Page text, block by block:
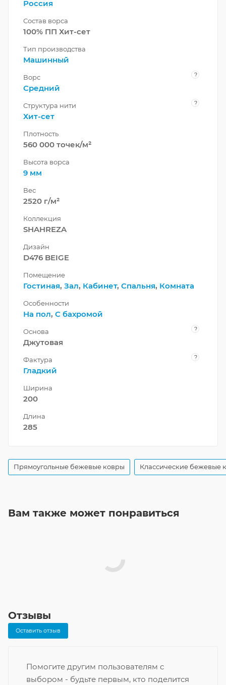
Россия
Состав ворса
100% ПП Хит-сет
Тип производства
Машинный
Ворс ?
Средний
Структура нити ?
Хит-сет
Плотность
560 000 точек/м²
Высота ворса
9 мм
Вес
2520 г/м²
Коллекция
SHAHREZA
Дизайн
D476 BEIGE
Помещение
Гостиная, Зал, Кабинет, Спальня, Комната
Особенности
На пол, С бахромой
Основа ?
Джутовая
Фактура ?
Гладкий
Ширина
200
Длина
285
Прямоугольные бежевые ковры Классические бежевые
Вам также может понравиться
Отзывы
Оставить отзыв
Помогите другим пользователям с
выбором - будьте первым, кто поделится